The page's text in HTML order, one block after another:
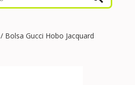
/ Bolsa Gucci Hobo Jacquard